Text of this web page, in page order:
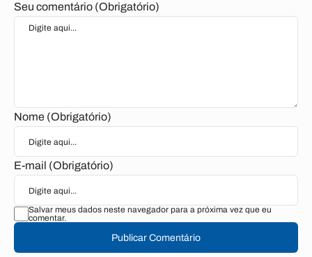
Seu comentário (Obrigatório)
Nome (Obrigatório)
E-mail (Obrigatório)
Salvar meus dados neste navegador para a próxima vez que eu
comentar.
Publicar Comentário